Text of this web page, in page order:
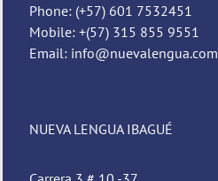
Phone: (+57) 601 7532451
Mobile: +(57) 315 855 9551
Email: info@nuevalengua.com
NUEVA LENGUA IBAGUÉ